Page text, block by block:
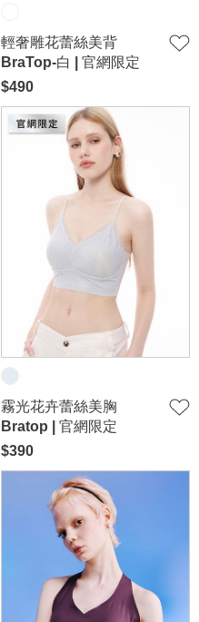
輕奢雕花蕾絲美背
BraTop-白 | 官網限定
$490
霧光花卉蕾絲美胸
Bratop | 官網限定
$390